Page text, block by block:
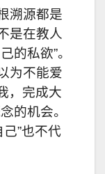
溯源都是
是在教人
的私欲”。
为不能爱
，完成大
的机会。
己”也不代